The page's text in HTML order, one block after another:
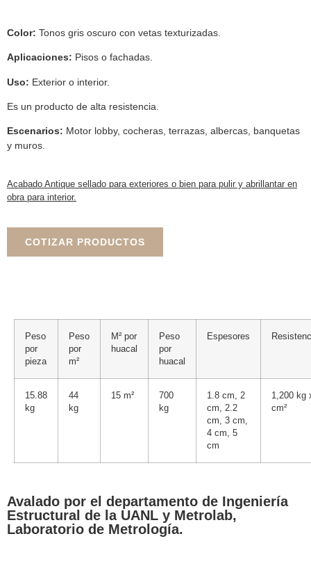
Color: Tonos gris oscuro con vetas texturizadas.
Aplicaciones: Pisos o fachadas.
Uso: Exterior o interior.
Es un producto de alta resistencia.
Escenarios: Motor lobby, cocheras, terrazas, albercas, banquetas
y muros.
Acabado Antique sellado para exteriores o bien para pulir y abrillantar en
obra para interior.
COTIZAR PRODUCTOS
Peso
por
pieza
Peso
por
m²
M² por
huacal
Peso
por
huacal
Espesores
15.88
kg
44
kg
15 m²
700
kg
1.8 cm, 2
cm, 2.2
cm, 3 cm,
4 cm, 5
cm
1,200 kg
cm²
Avalado por el departamento de Ingeniería
Estructural de la UANL y Metrolab,
Laboratorio de Metrología.